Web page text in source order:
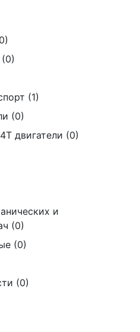
0)
0)
(1)
(0)
двигатели (0)
и
(0)
(0)
(0)